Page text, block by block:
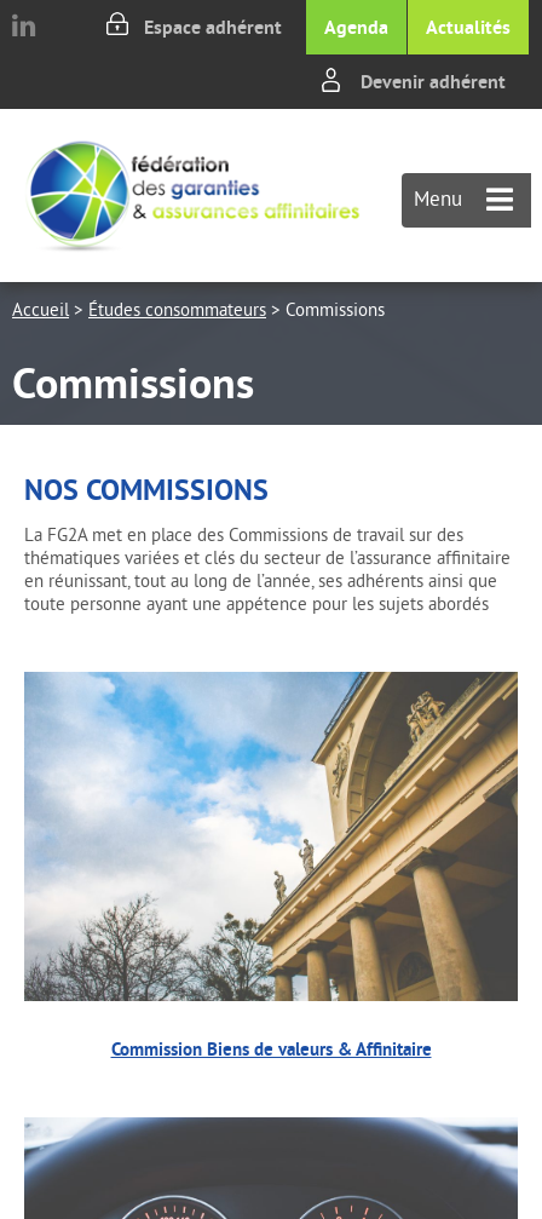
Aller au texte
Aller au menu
Actualités
Agenda
Espace adhérent
Devenir adhérent
Menu
contenu
Accueil> Études consommateurs > Commissions
Commissions
NOS COMMISSIONS
La FG2A met en place des Commissions de travail sur des
thématiques variées et clés du secteur de l’assurance affinitaire
en réunissant, tout au long de l’année, ses adhérents ainsi que
toute personne ayant une appétence pour les sujets abordés
Commission Biens de valeurs & Affinitaire